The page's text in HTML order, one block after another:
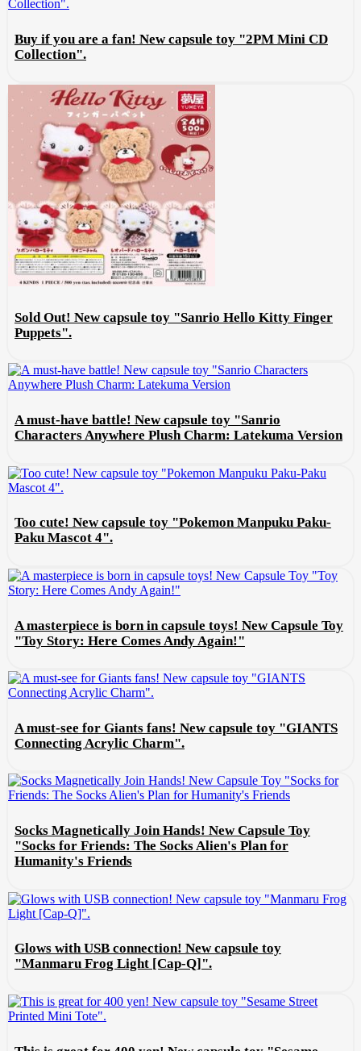
Buy if you are a fan! New capsule toy "2PM Mini CD
Collection".
Sold Out! New capsule toy "Sanrio Hello Kitty Finger
Puppets".
A must-have battle! New capsule toy "Sanrio
Characters Anywhere Plush Charm: Latekuma Version
Too cute! New capsule toy "Pokemon Manpuku Paku-
Paku Mascot 4".
A masterpiece is born in capsule toys! New Capsule Toy
"Toy Story: Here Comes Andy Again!"
A must-see for Giants fans! New capsule toy "GIANTS
Connecting Acrylic Charm".
Socks Magnetically Join Hands! New Capsule Toy
"Socks for Friends: The Socks Alien's Plan for
Humanity's Friends
Glows with USB connection! New capsule toy
"Manmaru Frog Light [Cap-Q]".